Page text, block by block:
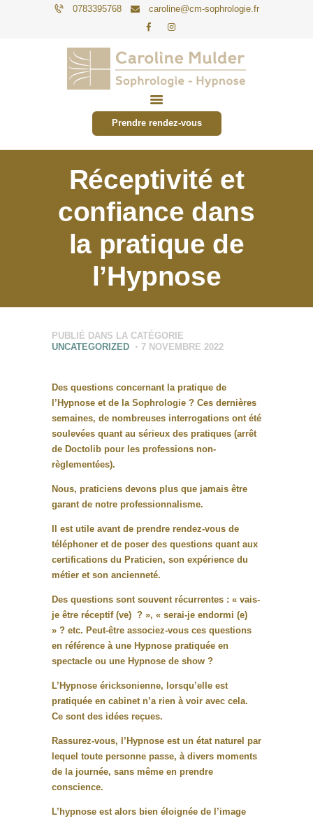
0783395768 caroline@cm-sophrologie.fr
Prendre rendez-vous
Réceptivité et
confiance dans
la pratique de
l’Hypnose
PARTICULIERS
ENTREPRISES
TARIFS
ACTUALITÉS
CONTACT
PUBLIÉ DANS LA CATÉGORIE
UNCATEGORIZED
7 NOVEMBRE 2022
Des questions concernant la pratique de
l’Hypnose et de la Sophrologie ? Ces dernières
semaines, de nombreuses interrogations ont été
soulevées quant au sérieux des pratiques (arrêt
de Doctolib pour les professions non-
règlementées).
Nous, praticiens devons plus que jamais être
garant de notre professionnalisme.
Il est utile avant de prendre rendez-vous de
téléphoner et de poser des questions quant aux
certifications du Praticien, son expérience du
métier et son ancienneté.
Des questions sont souvent récurrentes : « vais-
je être réceptif (ve) ? », « serai-je endormi (e)
» ? etc. Peut-être associez-vous ces questions
en référence à une Hypnose pratiquée en
spectacle ou une Hypnose de show ?
L’Hypnose éricksonienne, lorsqu’elle est
pratiquée en cabinet n’a rien à voir avec cela.
Ce sont des idées reçues.
Rassurez-vous, l’Hypnose est un état naturel par
lequel toute personne passe, à divers moments
de la journée, sans même en prendre
conscience.
L’hypnose est alors bien éloignée de l’image